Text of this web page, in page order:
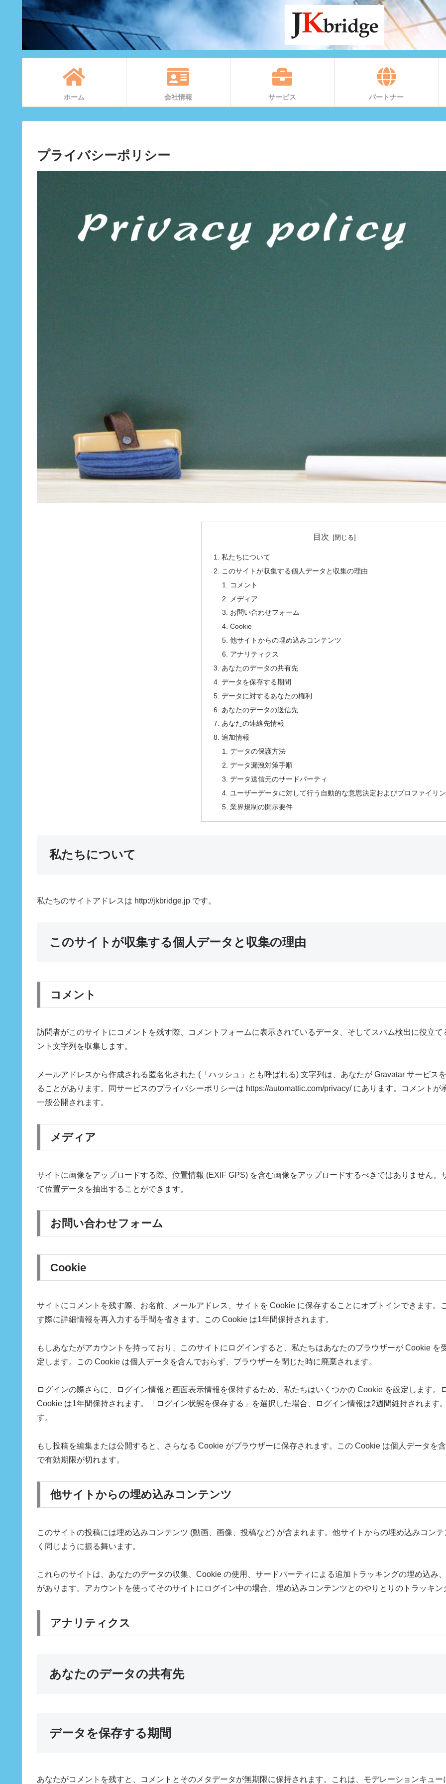
ホーム 会社情報 サービス パートナー
プライバシーポリシー
目次
私たちについて
このサイトが収集する個人データと収集の理由
コメント
メディア
お問い合わせフォーム
Cookie
他サイトからの埋め込みコンテンツ
アナリティクス
あなたのデータの共有先
データを保存する期間
データに対するあなたの権利
あなたのデータの送信先
あなたの連絡先情報
追加情報
データの保護方法
データ漏洩対策手順
データ送信元のサードパーティ
ユーザーデータに対して行う自動的な意思決定およびプロファイリ
業界規制の開示要件
私たちについて
私たちのサイトアドレスは http://jkbridge.jp です。
このサイトが収集する個人データと収集の理由
コメント
訪問者がこのサイトにコメントを残す際、コメントフォームに表示されているデータ、そしてスパム検出に役立
ント文字列を収集します。
メールアドレスから作成される匿名化された (「ハッシュ」とも呼ばれる) 文字列は、あなたが Gravatar サービス
ることがあります。同サービスのプライバシーポリシーは https://automattic.com/privacy/ にあります。コメント
一般公開されます。
メディア
サイトに画像をアップロードする際、位置情報 (EXIF GPS) を含む画像をアップロードするべきではありません
て位置データを抽出することができます。
お問い合わせフォーム
Cookie
サイトにコメントを残す際、お名前、メールアドレス、サイトを Cookie に保存することにオプトインできます
す際に詳細情報を再入力する手間を省きます。この Cookie は1年間保持されます。
もしあなたがアカウントを持っており、このサイトにログインすると、私たちはあなたのブラウザーが Cookie
定します。この Cookie は個人データを含んでおらず、ブラウザーを閉じた時に廃棄されます。
ログインの際さらに、ログイン情報と画面表示情報を保持するため、私たちはいくつかの Cookie を設定します
Cookie は1年間保持されます。「ログイン状態を保存する」を選択した場合、ログイン情報は2週間維持されます
す。
もし投稿を編集または公開すると、さらなる Cookie がブラウザーに保存されます。この Cookie は個人データを
で有効期限が切れます。
他サイトからの埋め込みコンテンツ
このサイトの投稿には埋め込みコンテンツ (動画、画像、投稿など) が含まれます。他サイトからの埋め込みコン
く同じように振る舞います。
これらのサイトは、あなたのデータの収集、Cookie の使用、サードパーティによる追加トラッキングの埋め込み
があります。アカウントを使ってそのサイトにログイン中の場合、埋め込みコンテンツとのやりとりのトラッキン
アナリティクス
あなたのデータの共有先
データを保存する期間
あなたがコメントを残すと、コメントとそのメタデータが無期限に保持されます。これは、モデレーションキュ